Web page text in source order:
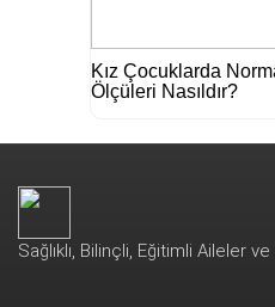
Kız Çocuklarda
Ölçüleri Nasıldır?
Sağlıklı, Bilinçli, Eğitimli Aileler